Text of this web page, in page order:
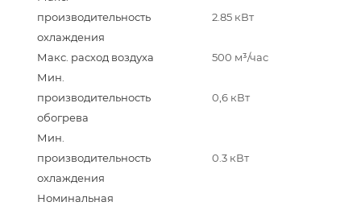
производительность
охлаждения
2.85 кВт
Макс. расход воздуха
500 м³/час
Мин.
производительность
обогрева
0,6 кВт
Мин.
производительность
охлаждения
0.3 кВт
Номинальная